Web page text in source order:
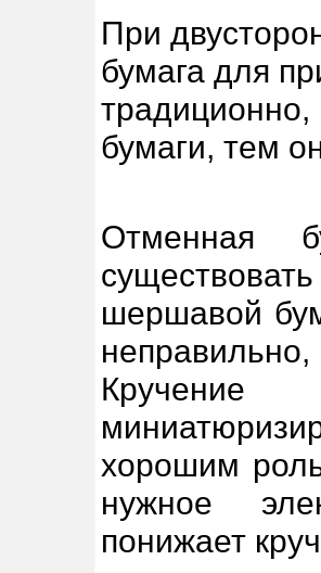
При
бумага для
традиционно,
бумаги, тем
Отменная
шершавой
хорошим
нужное
понижает